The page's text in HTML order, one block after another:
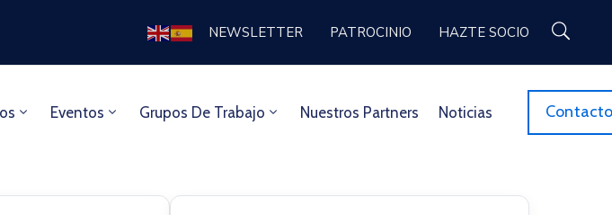
NEWSLETTER PATROCINIO HAZTE SOCIO
Eventos Grupos De Trabajo Nuestros Partners Noticias